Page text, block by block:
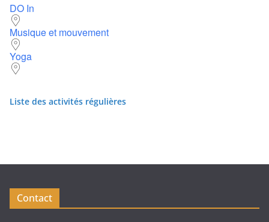
DO In
Musique et mouvement
Yoga
Liste des activités régulières
Contact